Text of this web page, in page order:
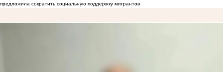
предложила сократить социальную поддержку мигрантов